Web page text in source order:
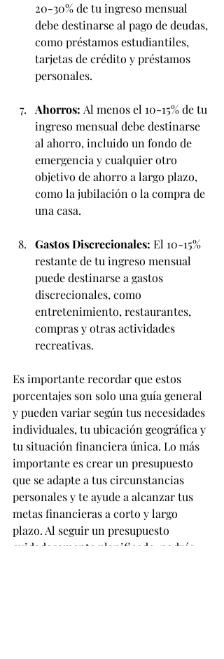
20-30% de tu ingreso mensual
debe destinarse al pago de deudas,
como préstamos estudiantiles,
tarjetas de crédito y préstamos
personales.
Ahorros: Al menos el 10-15% de tu
ingreso mensual debe destinarse
al ahorro, incluido un fondo de
emergencia y cualquier otro
objetivo de ahorro a largo plazo,
como la jubilación o la compra de
una casa.
Gastos Discrecionales: El 10-15%
restante de tu ingreso mensual
puede destinarse a gastos
discrecionales, como
entretenimiento, restaurantes,
compras y otras actividades
recreativas.
Es importante recordar que estos
porcentajes son solo una guía general
y pueden variar según tus necesidades
individuales, tu ubicación geográfica y
tu situación financiera única. Lo más
importante es crear un presupuesto
que se adapte a tus circunstancias
personales y te ayude a alcanzar tus
metas financieras a corto y largo
plazo. Al seguir un presupuesto
cuidadosamente planificado, podrás